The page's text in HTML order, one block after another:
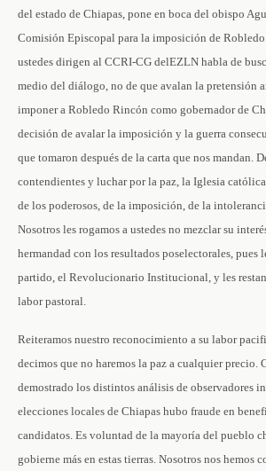
del estado de Chiapas, pone en boca del obispo
Comisión Episcopal para la imposición de
ustedes dirigen al CCRI-CG delEZLN habla de
medio del diálogo, no de que avalan la pretensión
imponer a Robledo Rincón como gobernador de
decisión de avalar la imposición y la guerra
que tomaron después de la carta que nos mandan.
contendientes y luchar por la paz, la Iglesia
de los poderosos, de la imposición, de la
Nosotros les rogamos a ustedes no mezclar su
hermandad con los resultados poselectorales, pues
partido, el Revolucionario Institucional, y les
labor pastoral.
Reiteramos nuestro reconocimiento a su labor
decimos que no haremos la paz a cualquier precio.
demostrado los distintos análisis de observadores
elecciones locales de Chiapas hubo fraude en
candidatos. Es voluntad de la mayoría del pueblo
gobierne más en estas tierras. Nosotros nos hemos